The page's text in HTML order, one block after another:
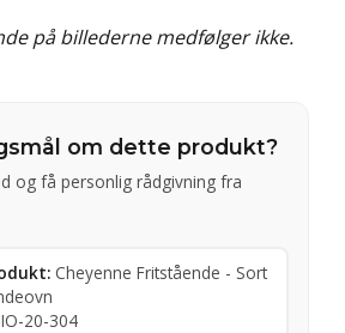
på billederne medfølger ikke.
om dette produkt?
og få personlig rådgivning fra
Cheyenne Fritstående - Sort
20-304